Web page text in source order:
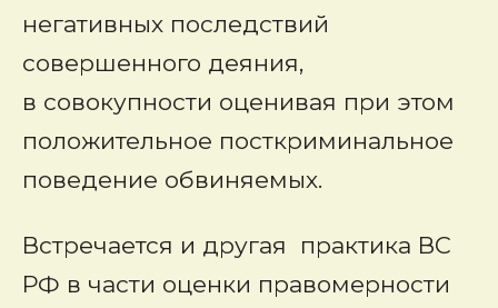
негативных последствий
совершенного деяния,
в совокупности оценивая при этом
положительное посткриминальное
поведение обвиняемых.
Встречается и другая практика ВС
РФ в части оценки правомерности